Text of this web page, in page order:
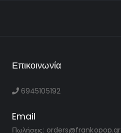
Επικοινωνία
6945105192
Email
Πωλήσεις: orders@frankopop.gr